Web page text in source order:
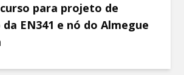
para projeto de
EN341 e nó do Almegue